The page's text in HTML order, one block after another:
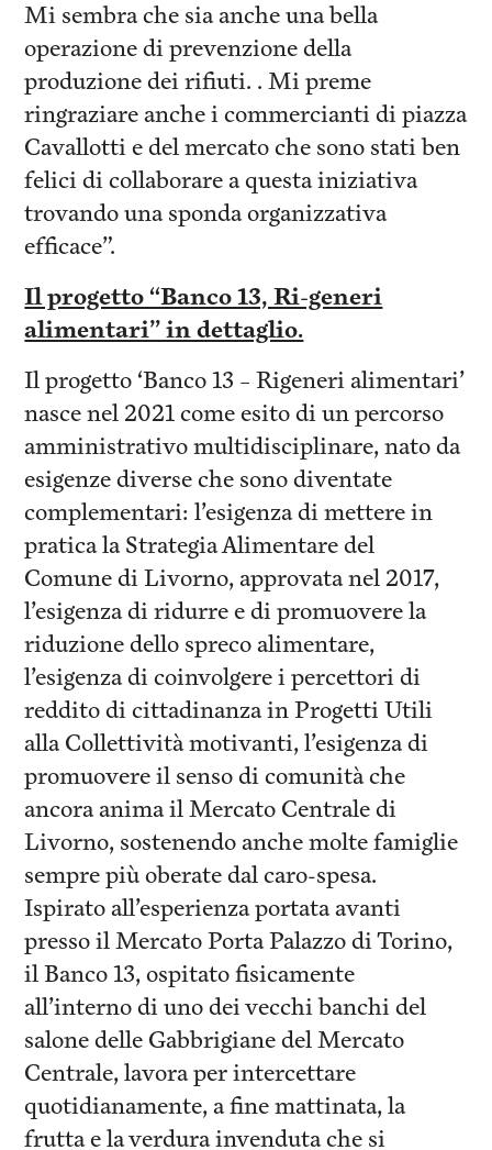
Mi sembra che sia anche una bella
operazione di prevenzione della
produzione dei rifiuti. . Mi preme
ringraziare anche i commercianti di piazza
Cavallotti e del mercato che sono stati ben
felici di collaborare a questa iniziativa
trovando una sponda organizzativa
efficace”.
Il progetto “Banco 13, Ri-generi
alimentari” in dettaglio.
Il progetto ‘Banco 13 – Rigeneri alimentari’
nasce nel 2021 come esito di un percorso
amministrativo multidisciplinare, nato da
esigenze diverse che sono diventate
complementari: l’esigenza di mettere in
pratica la Strategia Alimentare del
Comune di Livorno, approvata nel 2017,
l’esigenza di ridurre e di promuovere la
riduzione dello spreco alimentare,
l’esigenza di coinvolgere i percettori di
reddito di cittadinanza in Progetti Utili
alla Collettività motivanti, l’esigenza di
promuovere il senso di comunità che
ancora anima il Mercato Centrale di
Livorno, sostenendo anche molte famiglie
sempre più oberate dal caro-spesa.
Ispirato all’esperienza portata avanti
presso il Mercato Porta Palazzo di Torino,
il Banco 13, ospitato fisicamente
all’interno di uno dei vecchi banchi del
salone delle Gabbrigiane del Mercato
Centrale, lavora per intercettare
quotidianamente, a fine mattinata, la
frutta e la verdura invenduta che si